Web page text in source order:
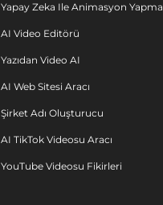
Yapay Zeka Ile Animasyon Yapma
AI Video Editörü
Yazıdan Video AI
AI Web Sitesi Aracı
Şirket Adı Oluşturucu
AI TikTok Videosu Aracı
YouTube Videosu Fikirleri